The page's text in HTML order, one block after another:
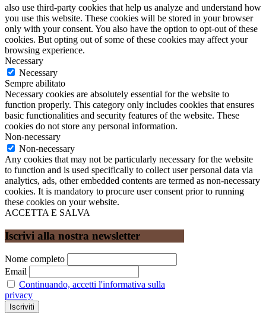
also use third-party cookies that help us analyze and understand how
you use this website. These cookies will be stored in your browser
only with your consent. You also have the option to opt-out of these
cookies. But opting out of some of these cookies may affect your
browsing experience.
Necessary
Necessary
Sempre abilitato
Necessary cookies are absolutely essential for the website to
function properly. This category only includes cookies that ensures
basic functionalities and security features of the website. These
cookies do not store any personal information.
Non-necessary
Non-necessary
Any cookies that may not be particularly necessary for the website
to function and is used specifically to collect user personal data via
analytics, ads, other embedded contents are termed as non-necessary
cookies. It is mandatory to procure user consent prior to running
these cookies on your website.
ACCETTA E SALVA
Iscrivi alla nostra newsletter
Nome completo
Email
Continuando, accetti l'informativa sulla
privacy